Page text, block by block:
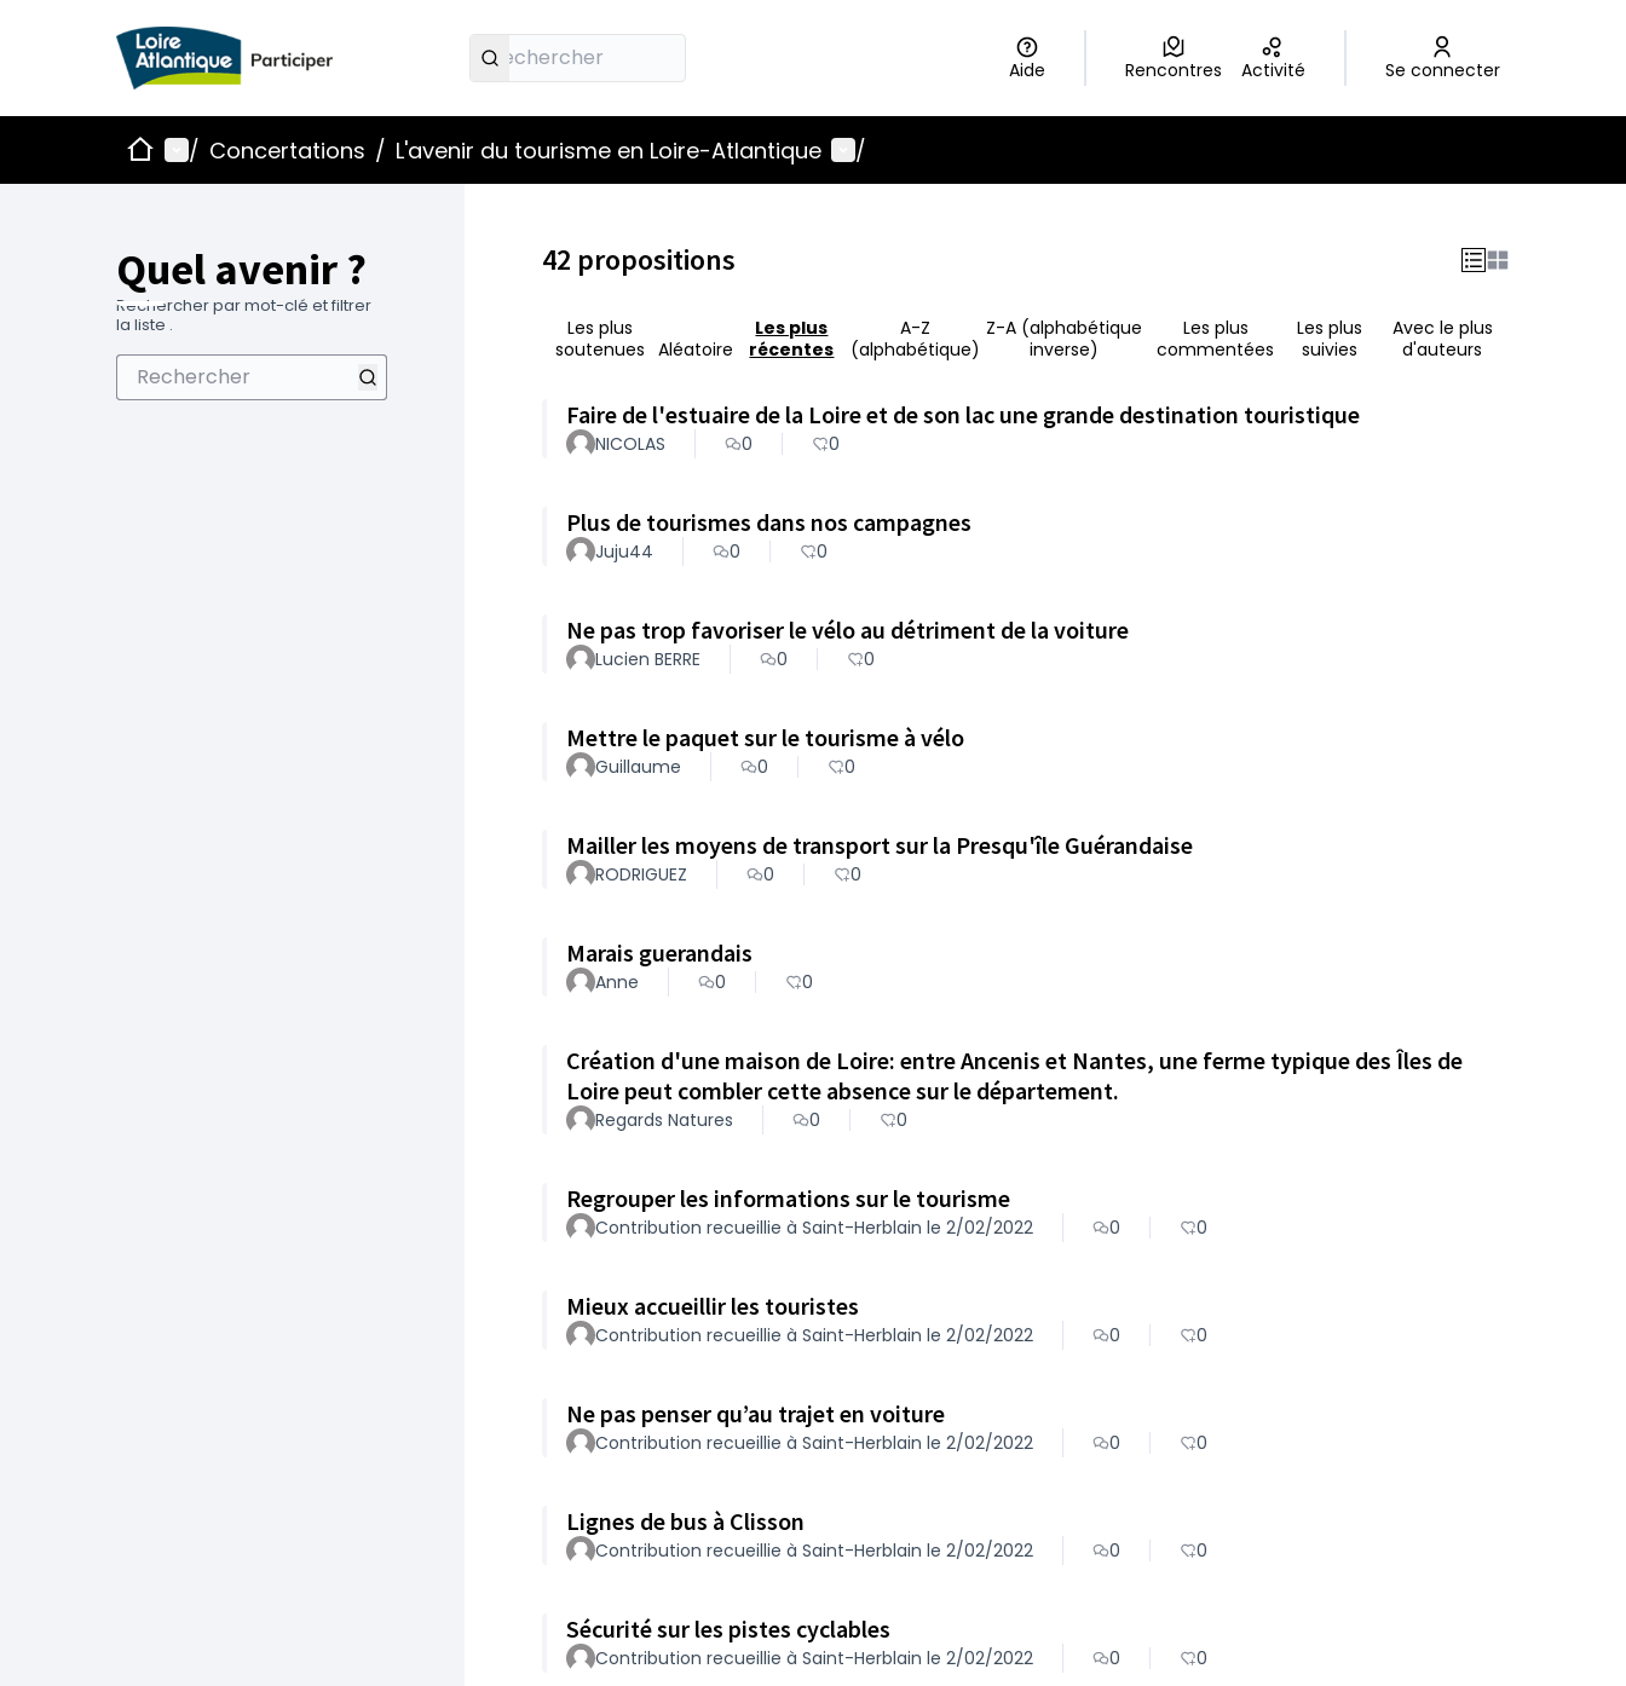
Aide Rencontres Activité Se connecter
AccueilMenu principal
/ Concertations / L'avenir du tourisme en Loire-Atlantique Menu utilisateur
/
Quel avenir ?
Rechercher par mot-clé et filtrer
la liste .
42 propositions
Les plus
soutenues
Aléatoire
Les plus
récentes
A-Z
(alphabétique)
Z-A (alphabétique
inverse)
Les plus
commentées
Les plus
suivies
Avec le plus
d'auteurs
Faire de l'estuaire de la Loire et de son lac une grande destination touristique
NICOLAS 0 0
Plus de tourismes dans nos campagnes
Juju44 0 0
Ne pas trop favoriser le vélo au détriment de la voiture
Lucien BERRE 0 0
Mettre le paquet sur le tourisme à vélo
Guillaume 0 0
Mailler les moyens de transport sur la Presqu'île Guérandaise
RODRIGUEZ 0 0
Marais guerandais
Anne 0 0
Création d'une maison de Loire: entre Ancenis et Nantes, une ferme typique des Îles de
Loire peut combler cette absence sur le département.
Regards Natures 0 0
Regrouper les informations sur le tourisme
Contribution recueillie à Saint-Herblain le 2/02/2022 0 0
Mieux accueillir les touristes
Contribution recueillie à Saint-Herblain le 2/02/2022 0 0
Ne pas penser qu’au trajet en voiture
Contribution recueillie à Saint-Herblain le 2/02/2022 0 0
Lignes de bus à Clisson
Contribution recueillie à Saint-Herblain le 2/02/2022 0 0
Sécurité sur les pistes cyclables
Contribution recueillie à Saint-Herblain le 2/02/2022 0 0